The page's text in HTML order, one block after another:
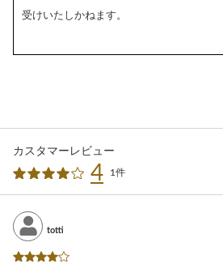
受けいたしかねます。
カスタマーレビュー
4 1件
totti